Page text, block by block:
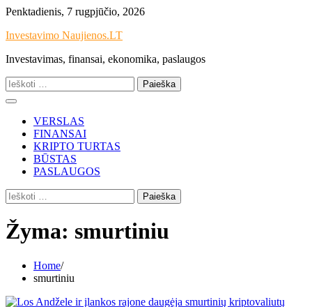
Skip
content
Penktadienis, 7 rugpjūčio, 2026
Investavimo Naujienos.LT
Investavimas, finansai, ekonomika, paslaugos
Ieškoti:
VERSLAS
FINANSAI
KRIPTO TURTAS
BŪSTAS
PASLAUGOS
Ieškoti:
Žyma: smurtiniu
Home
smurtiniu